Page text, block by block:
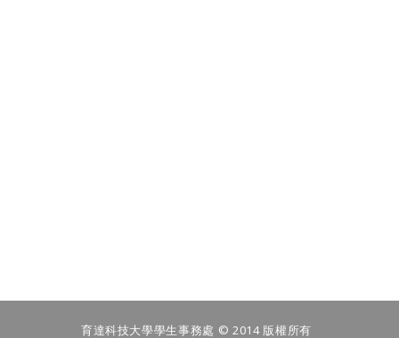
育達科技大學學生事務處 © 2014 版權所有